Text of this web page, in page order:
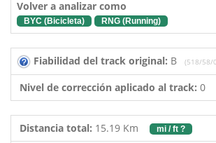
Volver a analizar como
BYC (Bicicleta) RNG (Running)
Fiabilidad del track original: B (518/58/
Nivel de corrección aplicado al track: 0
Distancia total: 15.19 Km mi / ft ?